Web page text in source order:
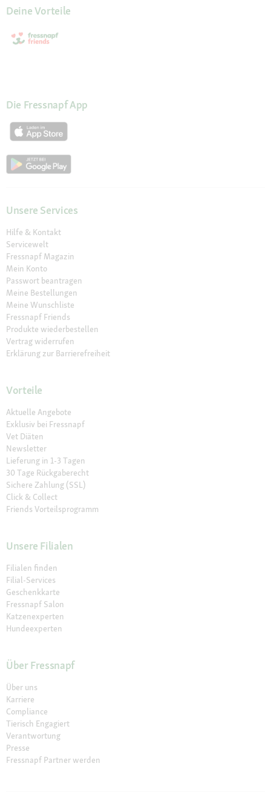
Deine Vorteile
Die Fressnapf App
Unsere Services
Hilfe & Kontakt
Servicewelt
Fressnapf Magazin
Mein Konto
Passwort beantragen
Meine Bestellungen
Meine Wunschliste
Fressnapf Friends
Produkte wiederbestellen
Vertrag widerrufen
Erklärung zur Barrierefreiheit
Vorteile
Aktuelle Angebote
Exklusiv bei Fressnapf
Vet Diäten
Newsletter
Lieferung in 1-3 Tagen
30 Tage Rückgaberecht
Sichere Zahlung (SSL)
Click & Collect
Friends Vorteilsprogramm
Unsere Filialen
Filialen finden
Filial-Services
Geschenkkarte
Fressnapf Salon
Katzenexperten
Hundeexperten
Über Fressnapf
Über uns
Karriere
Compliance
Tierisch Engagiert
Verantwortung
Presse
Fressnapf Partner werden